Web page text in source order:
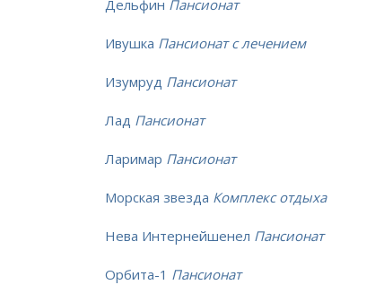
Дельфин Пансионат
Ивушка Пансионат с лечением
Изумруд Пансионат
Лад Пансионат
Ларимар Пансионат
Морская звезда Комплекс отдыха
Нева Интернейшенел Пансионат
Орбита-1 Пансионат